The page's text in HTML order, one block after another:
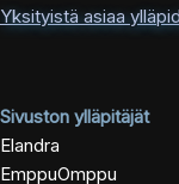
Yksityistä asiaa
Sivuston ylläpitäjät
Elandra
EmppuOmppu